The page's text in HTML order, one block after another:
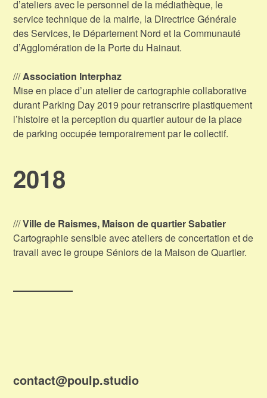
d’ateliers avec le personnel de la médiathèque, le
service technique de la mairie, la Directrice Générale
des Services, le Département Nord et la Communauté
d’Agglomération de la Porte du Hainaut.
///Association Interphaz
Mise en place d’un atelier de cartographie collaborative
durant Parking Day 2019 pour retranscrire plastiquement
l’histoire et la perception du quartier autour de la place
de parking occupée temporairement par le collectif.
2018
///Ville de Raismes, Maison de quartier Sabatier
Cartographie sensible avec ateliers de concertation et de
travail avec le groupe Séniors de la Maison de Quartier.
contact@poulp.studio